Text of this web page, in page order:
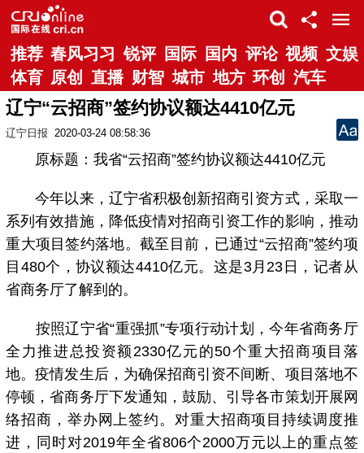
推荐 春风习习 锐评 国际 国内 评论 视频 文娱
体育 原创 直播 财智 城市 地方 环创 汽车
辽宁“云招商”签约协议额达4410亿元
辽宁日报 2020-03-24 08:58:36
原标题：我省“云招商”签约协议额达4410亿元
今年以来，辽宁省积极创新招商引资方式，采取一
系列有效措施，降低疫情对招商引资工作的影响，推动
重大项目签约落地。截至目前，已通过“云招商”签约项
目480个，协议额达4410亿元。这是3月23日，记者从
省商务厅了解到的。
按照辽宁省“重强抓”专项行动计划，今年省商务厅
全力推进总投资额2330亿元的50个重大招商项目落
地。疫情发生后，为确保招商引资不间断、项目落地不
停顿，省商务厅下发通知，鼓励、引导各市策划开展网
络招商，举办网上签约。对重大招商项目持续调度推
进，同时对2019年全省806个2000万元以上的重点签